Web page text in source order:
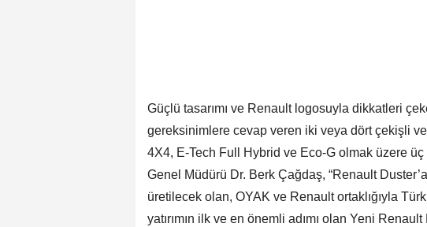
Güçlü tasarımı ve Renault logosuyla dikkatleri
gereksinimlere cevap veren iki veya dört çekişli
4X4, E-Tech Full Hybrid ve Eco-G olmak üzere
Genel Müdürü Dr. Berk Çağdaş, “Renault Duster’a
üretilecek olan, OYAK ve Renault ortaklığıyla
yatırımın ilk ve en önemli adımı olan Yeni